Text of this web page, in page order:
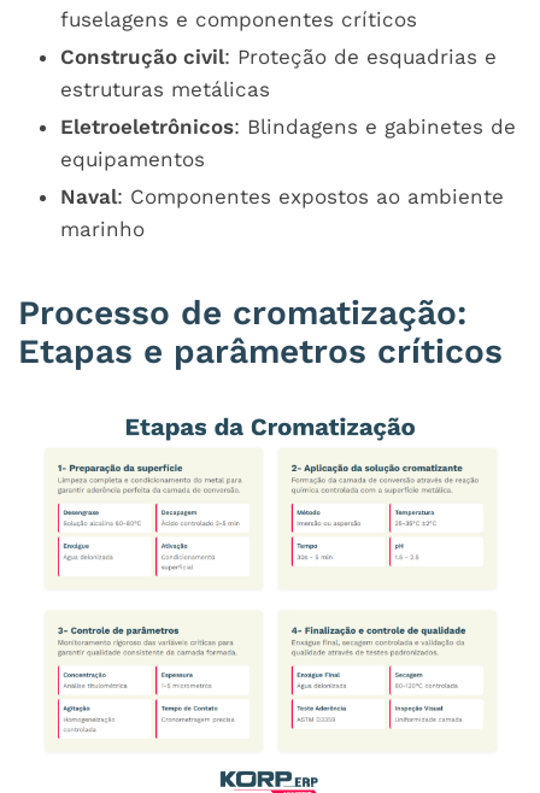
fuselagens e componentes críticos
Construção civil: Proteção de esquadrias e
estruturas metálicas
Eletroeletrônicos: Blindagens e gabinetes de
equipamentos
Naval: Componentes expostos ao ambiente
marinho
Processo de cromatização:
Etapas e parâmetros críticos